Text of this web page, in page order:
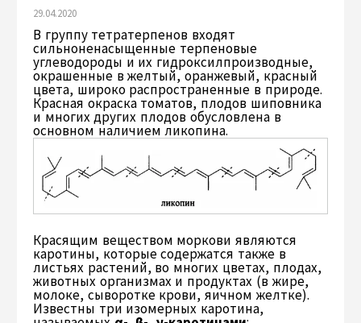
29.04.2020
В группу тетратерпенов входят
сильноненасыщенные терпеновые
углеводороды и их гидроксилпроизводные,
окрашенные в желтый, оранжевый, красный
цвета, широко распространенные в природе.
Красная окраска томатов, плодов шиповника
и многих других плодов обусловлена в
основном наличием ликопина.
Красящим веществом моркови являются
каротины, которые содержатся также в
листьях растений, во многих цветах, плодах,
животных организмах и продуктах (в жире,
молоке, сыворотке крови, яичном желтке).
Известны три изомерных каротина,